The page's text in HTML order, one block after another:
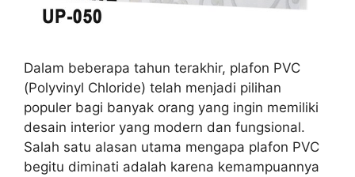
Dalam beberapa tahun terakhir, plafon PVC
(Polyvinyl Chloride) telah menjadi pilihan
populer bagi banyak orang yang ingin memiliki
desain interior yang modern dan fungsional.
Salah satu alasan utama mengapa plafon PVC
begitu diminati adalah karena kemampuannya